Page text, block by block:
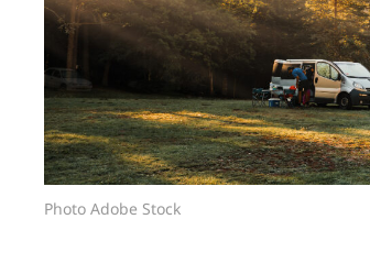
Photo Adobe Stock